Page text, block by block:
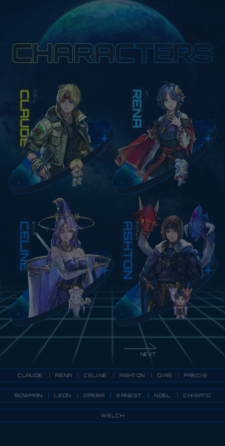
NEXT
CLAUDE RENA CELINE ASHTON DIAS PRECIS
BOWMAN LEON OPERA ERNEST NOEL CHISATO
WELCH